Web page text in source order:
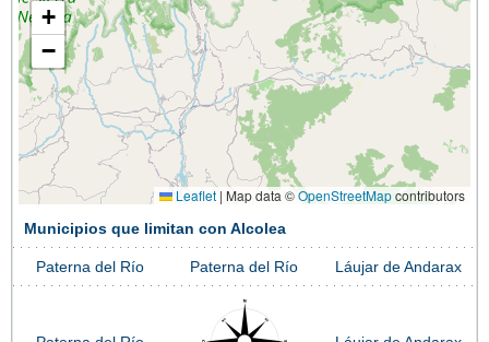
+
−
Leaflet | Map data ©OpenStreetMapcontributors
Municipios que limitan con Alcolea
Paterna del Río Paterna del Río Láujar de Andarax